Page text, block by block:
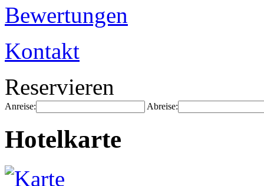
Bewertungen
Kontakt
Reservieren
Anreise: Abreise:
Hotelkarte